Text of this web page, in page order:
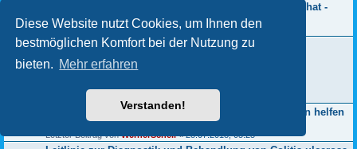
Diese Website nutzt Cookies, um Ihnen den
bestmöglichen Komfort bei der Nutzung zu
bieten. Mehr erfahren
Verstanden!
Eine kurze Geschichte von jedem, der jemals gelebt hat -
Buchtipp
Letzter Beitrag vonWernerSchell« 11.08.2018, 06:10
Valsartan-haltige Arznei: Rückrufaktion wegen
Verunreinigung mit krebserregendem Wirkstoff
Letzter Beitrag vonWernerSchell
3
Wie das Immunsystem bei Alzheimer und Schmerzen helfen
Letzter Beitrag vonWernerSchell«28.07.2018, 05:25